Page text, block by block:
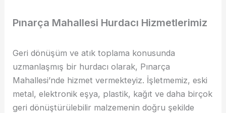
Pınarça Mahallesi Hurdacı Hizmetlerimiz
Geri dönüşüm ve atık toplama konusunda
uzmanlaşmış bir hurdacı olarak, Pınarça
Mahallesi’nde hizmet vermekteyiz. İşletmemiz, eski
metal, elektronik eşya, plastik, kağıt ve daha birçok
geri dönüştürülebilir malzemenin doğru şekilde